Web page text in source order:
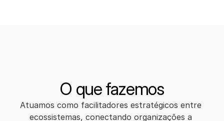
O que fazemos
Atuamos como facilitadores estratégicos entre
ecossistemas, conectando organizações a